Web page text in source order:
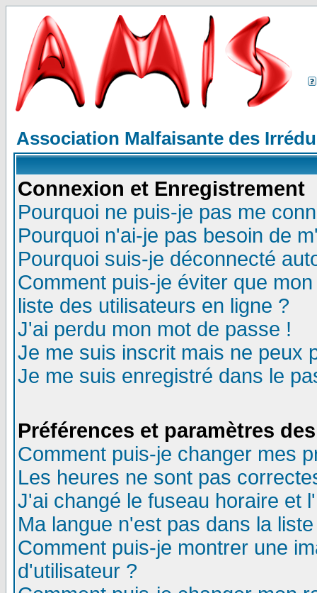
Association Malfaisante des
Connexion et Enregistrement
Pourquoi ne puis-je pas me
Pourquoi n'ai-je pas besoin de
Pourquoi suis-je déconnecté
Comment puis-je éviter que
liste des utilisateurs en ligne ?
J'ai perdu mon mot de passe !
Je me suis inscrit mais ne peux
Je me suis enregistré dans le
Préférences et paramètres
Comment puis-je changer mes
Les heures ne sont pas
J'ai changé le fuseau horaire et
Ma langue n'est pas dans la
Comment puis-je montrer une
d'utilisateur ?